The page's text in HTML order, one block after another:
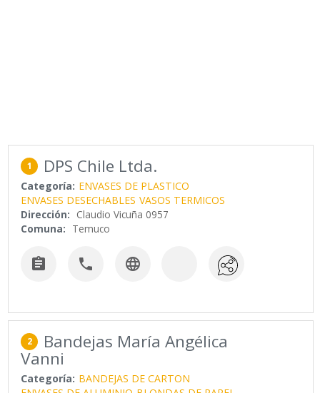
1 DPS Chile Ltda.
Categoría: ENVASES DE PLASTICO
ENVASES DESECHABLES VASOS TERMICOS
Dirección: Claudio Vicuña 0957
Comuna: Temuco
  
2 Bandejas María Angélica
Vanni
Categoría: BANDEJAS DE CARTON